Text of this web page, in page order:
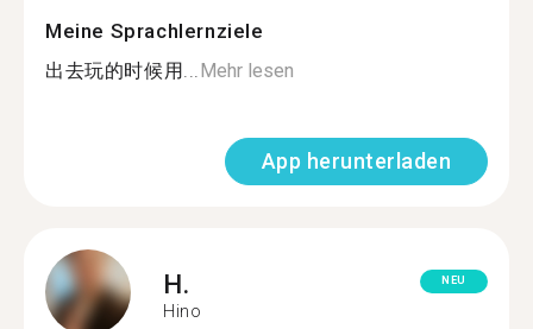
Meine Sprachlernziele
出去玩的时候用...Mehr lesen
App herunterladen
H.
Hino
NEU